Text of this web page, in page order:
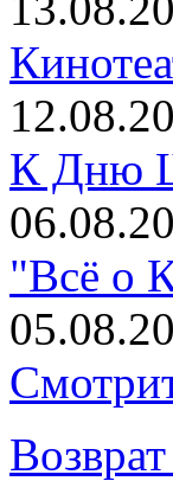
К Дню
"Всё о